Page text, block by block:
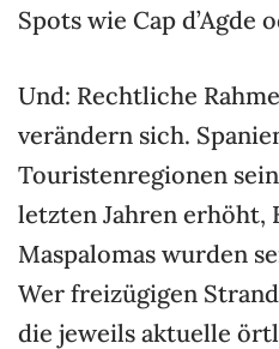
Spots wie Cap d’Agde
Und: Rechtliche
verändern sich.
Touristenregionen
letzten Jahren erhöht,
Maspalomas wurden
Wer freizügigen
die jeweils aktuelle